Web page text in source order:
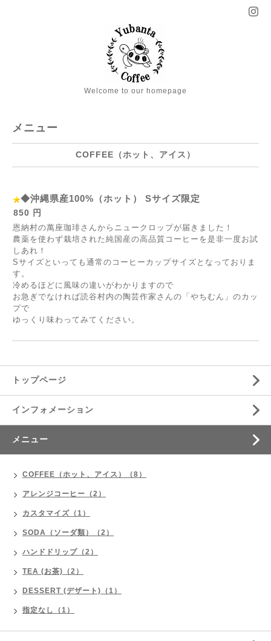
Welcome to our homepage
メニュー
COFFEE（ホット、アイス）
◆沖縄県産100%（ホット） Sサイズ限定
850 円
恩納村の萬座珈琲さんからニュークロップが届きました！
農薬を使わず栽培された純国産の高品質コーヒーを是非一度お試
しあれ！
Sサイズといっても通常のコーヒーカップサイズとなっておりま
す。
冷めるほどに風味の違いがわかりますので
お急ぎでなければ読谷村内の陶芸作家さんの「やちむん」のカッ
プで
ゆっくり味わってみてください。
トップページ
インフォメーション
メニュー
COFFEE（ホット、アイス）（8）
アレンジコーヒー（2）
カスタマイズ（1）
SODA（ソーダ類）（2）
ハンドドリップ（2）
TEA (お茶)（2）
DESSERT (デザート)（1）
指定なし（1）